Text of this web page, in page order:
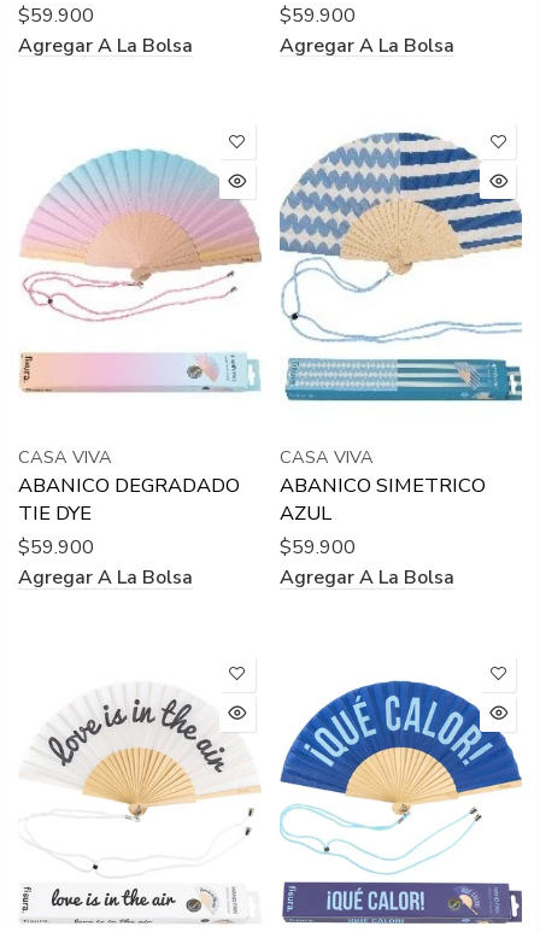
$59.900
Agregar A La Bolsa
$59.900
Agregar A La Bolsa
CASA VIVA
ABANICO DEGRADADO
TIE DYE
$59.900
Agregar A La Bolsa
CASA VIVA
ABANICO SIMETRICO
AZUL
$59.900
Agregar A La Bolsa